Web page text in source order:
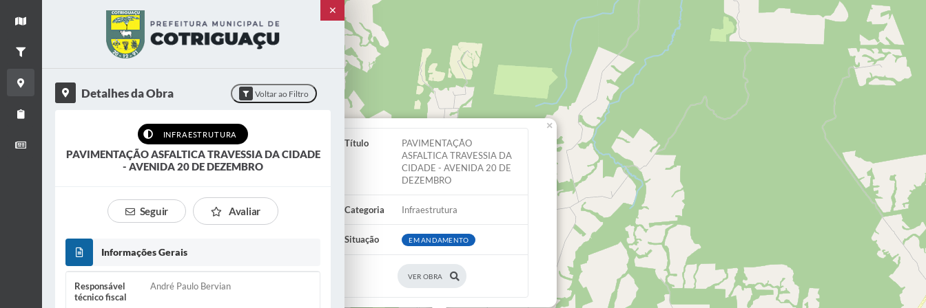
Título
PAVIMENTAÇÃO
ASFALTICA TRAVESSIA DA
CIDADE - AVENIDA 20 DE
DEZEMBRO
Categoria Infraestrutura
Situação EM ANDAMENTO
VER OBRA
×
Ver mapa
Filtrar Obras
Detalhes da Obra
Relatório de Obras
Boletim informativo
✕
Detalhes da Obra Voltar ao Filtro
INFRAESTRUTURA
PAVIMENTAÇÃO ASFALTICA TRAVESSIA DA CIDADE
- AVENIDA 20 DE DEZEMBRO
Seguir Avaliar
Informações Gerais
Responsável
técnico fiscal
André Paulo Bervian